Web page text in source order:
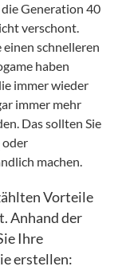
Generation 40
verschont.
einen schnelleren
haben
immer wieder
immer mehr
Das sollten Sie
oder
machen.
Vorteile
Anhand der
Ihre
erstellen: